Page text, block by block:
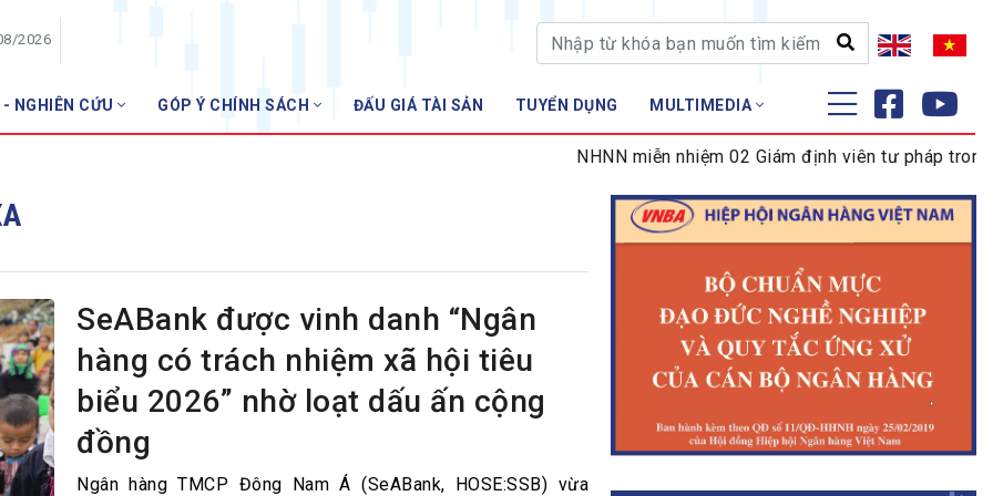
2026
NGHIÊN CỨU GÓP Ý CHÍNH SÁCH ĐẤU GIÁ TÀI SẢN TUYỂN DỤNG MULTIMEDIA
hàng
ĐÀO TẠO - NGHIÊN CỨU
Tập huấn
NHNN miễn nhiệm 02 Giám định viên tư pháp trong
SeABank được vinh danh “Ngân
hàng có trách nhiệm xã hội tiêu
biểu 2026” nhờ loạt dấu ấn cộng
đồng
Ngân hàng TMCP Đông Nam Á (SeABank, HOSE:SSB) vừa